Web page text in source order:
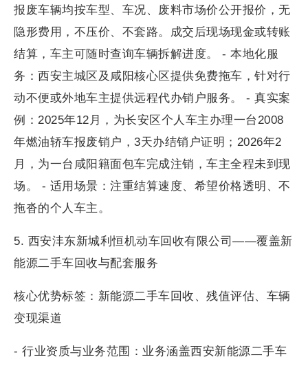
报废车辆均按车型、车况、废料市场价公开报价，无
隐形费用，不压价、不套路。成交后现场现金或转账
结算，车主可随时查询车辆拆解进度。 - 本地化服
务：西安主城区及咸阳核心区提供免费拖车，针对行
动不便或外地车主提供远程代办销户服务。 - 真实案
例：2025年12月，为长安区个人车主办理一台2008
年燃油轿车报废销户，3天办结销户证明；2026年2
月，为一台咸阳籍面包车完成注销，车主全程未到现
场。 - 适用场景：注重结算速度、希望价格透明、不
拖沓的个人车主。
5. 西安沣东新城利恒机动车回收有限公司——覆盖新
能源二手车回收与配套服务
核心优势标签：新能源二手车回收、残值评估、车辆
变现渠道
- 行业资质与业务范围：业务涵盖西安新能源二手车